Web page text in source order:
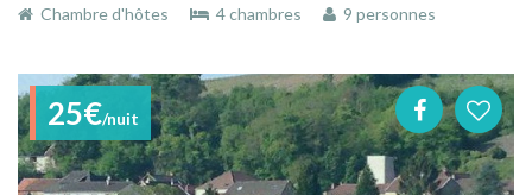
Chambre d'hôtes 4 chambres 9 personnes
25€/nuit